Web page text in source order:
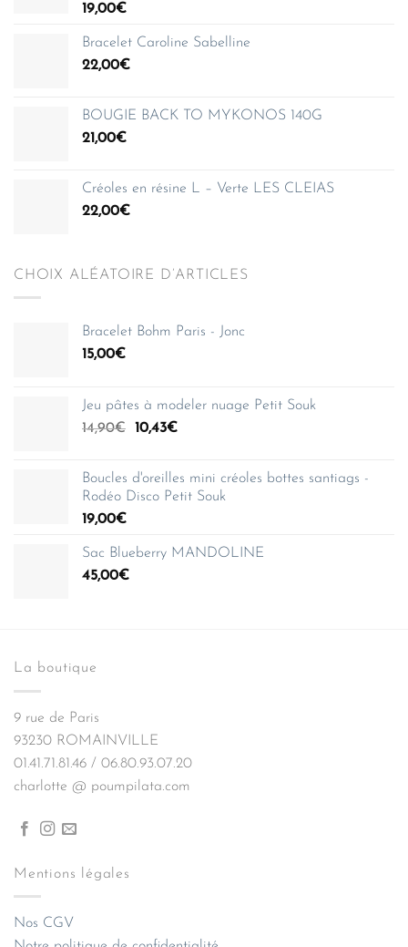
19,00€
Bracelet Caroline Sabelline
22,00€
BOUGIE BACK TO MYKONOS 140G
21,00€
Créoles en résine L – Verte LES CLEIAS
22,00€
CHOIX ALÉATOIRE D’ARTICLES
Bracelet Bohm Paris - Jonc
15,00€
Jeu pâtes à modeler nuage Petit Souk
14,90€
Le
était :
14,90€.
10,43€Le
est :
10,43€.
Boucles d'oreilles mini créoles bottes santiags -
Rodéo Disco Petit Souk
19,00€
Sac Blueberry MANDOLINE
45,00€
La boutique
9 rue de Paris
93230 ROMAINVILLE
01.41.71.81.46 / 06.80.93.07.20
charlotte @ poumpilata.com
Mentions légales
Nos CGV